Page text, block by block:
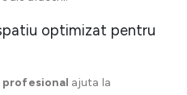
optimizat pentru
ajuta la